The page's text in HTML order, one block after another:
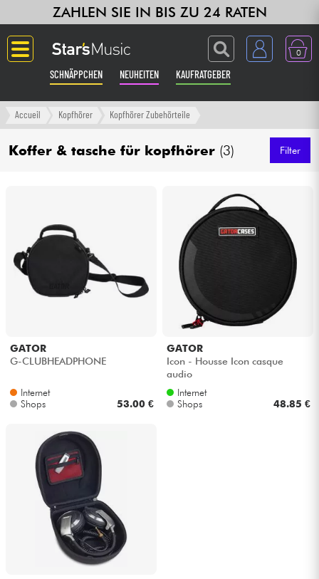
ZAHLEN SIE IN BIS ZU 24 RATEN
0
SCHNÄPPCHEN NEUHEITEN KAUFRATGEBER
Langue
Gitarre & Bass
Synths & samplers
Studio
Live-Sound
Licht
Drums
Blasinstrumente
Accueil Kopfhörer Kopfhörer Zubehörteile
Koffer & tasche für kopfhörer (3) Filter
GATOR
G-CLUBHEADPHONE
Internet
Shops
53.00 €
GATOR
Icon - Housse Icon casque
audio
Internet
Shops
48.85 €